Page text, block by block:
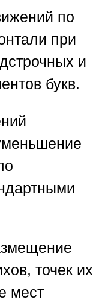
по
при
и
букв.
точек их
мест